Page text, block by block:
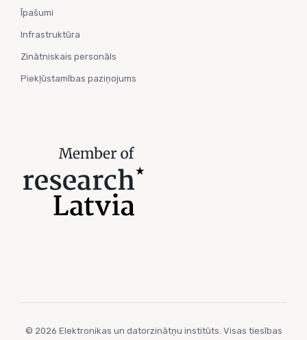
Īpašumi
Infrastruktūra
Zinātniskais personāls
Piekļūstamības paziņojums
© 2026 Elektronikas un datorzinātņu institūts. Visas tiesības